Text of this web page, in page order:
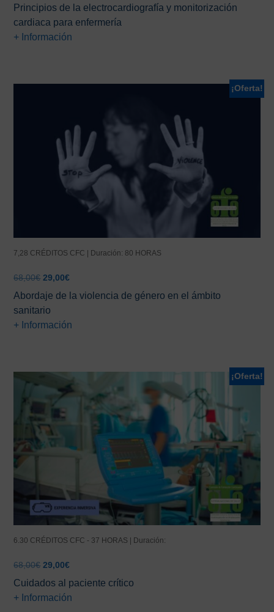
original
era:
65,00€.
actual
es:
25,00€.
Principios de la electrocardiografía y monitorización
cardiaca para enfermería
+ Información
¡Oferta!
7,28 CRÉDITOS CFC | Duración: 80 HORAS
68,00€ El
original
era:
68,00€.
29,00€El
actual
29,00€.
Abordaje de la violencia de género en el ámbito
sanitario
+ Información
¡Oferta!
6.30 CRÉDITOS CFC - 37 HORAS | Duración:
68,00€ El
precio
original
era:
29,00€El
precio
actual
es:
Cuidados al paciente crítico
+ Información